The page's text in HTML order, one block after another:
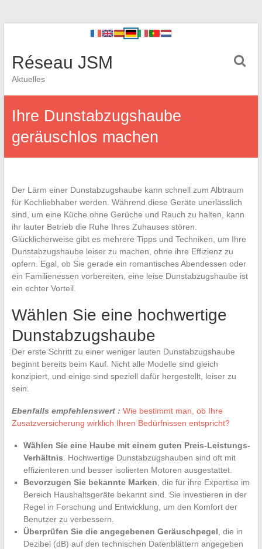
Réseau JSM
Aktuelles
Ihre Dunstabzugshaube
geräuschlos machen
Der Lärm einer Dunstabzugshaube kann schnell zum Albtraum
für Kochliebhaber werden. Während diese Geräte unerlässlich
sind, um eine Küche ohne Gerüche und Rauch zu halten, kann
ihr lauter Betrieb die Ruhe Ihres Zuhauses stören.
Glücklicherweise gibt es mehrere Tipps und Techniken, um Ihre
Dunstabzugshaube leiser zu machen, ohne ihre Effizienz zu
opfern. Egal, ob Sie gerade ein romantisches Abendessen oder
ein Familienessen vorbereiten, eine leise Dunstabzugshaube ist
ein echter Vorteil.
Wählen Sie eine hochwertige
Dunstabzugshaube
Der erste Schritt zu einer weniger lauten Dunstabzugshaube
beginnt bereits beim Kauf. Nicht alle Modelle sind gleich
konzipiert, und einige sind speziell dafür hergestellt, leiser zu
sein.
Ebenfalls empfehlenswert : Wie bestimmt man, ob Ihre
Zusatzversicherung wirklich Ihren Bedürfnissen entspricht?
Wählen Sie eine Haube mit einem guten Preis-Leistungs-
Verhältnis . Hochwertige Dunstabzugshauben sind oft mit
effizienteren und besser isolierten Motoren ausgestattet.
Bevorzugen Sie bekannte Marken , die für ihre Expertise im
Bereich Haushaltsgeräte bekannt sind. Sie investieren in der
Regel in Forschung und Entwicklung, um den Komfort der
Benutzer zu verbessern.
Überprüfen Sie die angegebenen Geräuschpegel , die in
Dezibel (dB) auf den technischen Datenblättern angegeben